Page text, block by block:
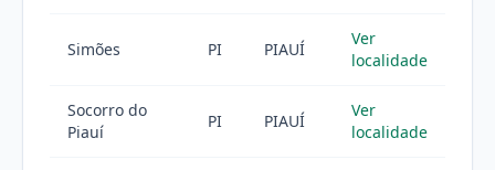
Simões PI PIAUÍ
Ver
localidade
Socorro do
Piauí
PI PIAUÍ
Ver
localidade